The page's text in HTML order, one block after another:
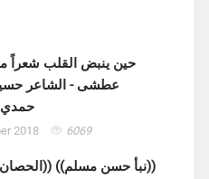
حين ينبض القلب شعراً
عطشى - الشاعر حسين
حمدي
2018 6069
((الحصان - قصة قصيرة)) ((نبأ حسن مسلم))